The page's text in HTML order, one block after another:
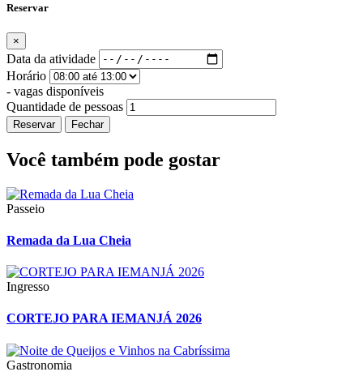
Reservar
×
Data da atividade
Horário
- vagas disponíveis
Quantidade de pessoas
Reservar Fechar
Você também pode gostar
Passeio
Remada da Lua Cheia
Ingresso
CORTEJO PARA IEMANJÁ 2026
Gastronomia